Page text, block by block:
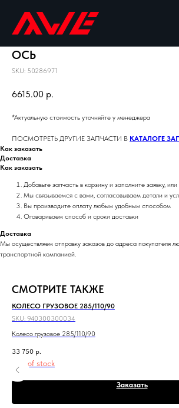
ОСЬ
SKU: 50286971
6615.00 р.
*Актуальную стоимость уточняйте у менеджера
ПОСМОТРЕТЬ ДРУГИЕ ЗАПЧАСТИ В КАТАЛОГЕ
Как заказать
Доставка
Как заказать
Добавьте запчасть в корзину и заполните заявку,
Мы связываемся с вами, согласовываем детали и
Вы производите оплату любым удобным способом
Оговариваем способ и сроки доставки
Доставка
Мы осуществляем отправку заказов до адреса покупателя
транспортной компанией.
СМОТРИТЕ ТАКЖЕ
КОЛЕСО ГРУЗОВОЕ 285/110/90
SKU: 940300300034
Колесо грузовое 285/110/90
33 750 р.
Out of stock
Заказать